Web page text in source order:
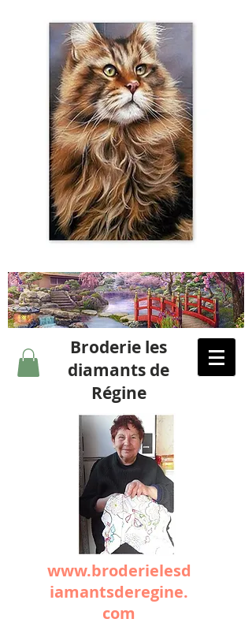
Broderie les
diamants de
Régine
www.broderielesd
iamantsderegine.
com